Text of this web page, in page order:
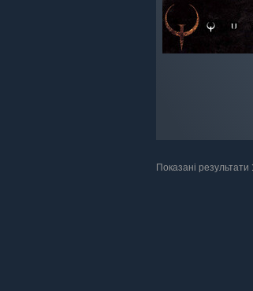
Показані результати